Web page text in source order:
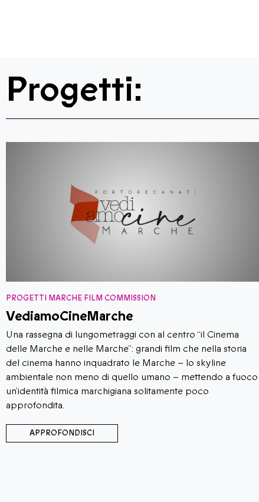
Progetti:
PROGETTI MARCHE FILM COMMISSION
VediamoCineMarche
​​Una rassegna di lungometraggi con al centro “il Cinema
delle Marche e nelle Marche”: grandi film che nella storia
del cinema hanno inquadrato le Marche – lo skyline
ambientale non meno di quello umano – mettendo a fuoco
un’identità filmica marchigiana solitamente poco
approfondita.
APPROFONDISCI